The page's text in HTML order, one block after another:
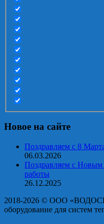
Новое на сайте
Поздравляем с 8
06.03.2026
Поздравляем с
работы
26.12.2025
2018-2026 © OOO
оборудование для систем